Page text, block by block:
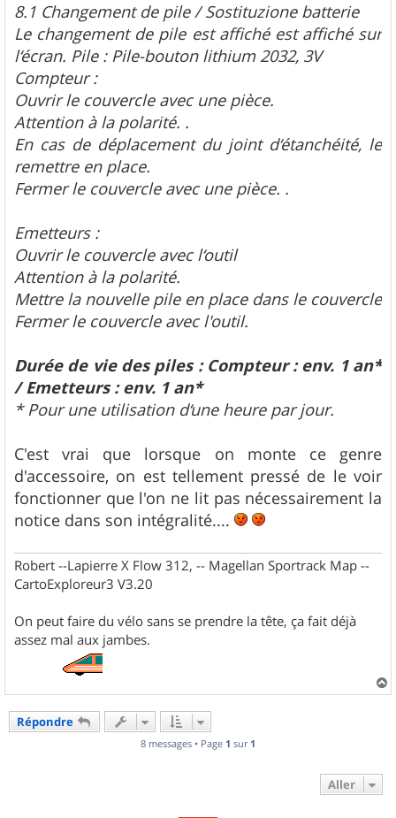
8.1 Changement de pile / Sostituzione batterie
Le changement de pile est affiché est affiché sur
l‘écran. Pile : Pile-bouton lithium 2032, 3V
Compteur :
Ouvrir le couvercle avec une pièce.
Attention à la polarité. .
En cas de déplacement du joint d‘étanchéité, le
remettre en place.
Fermer le couvercle avec une pièce. .
Emetteurs :
Ouvrir le couvercle avec l‘outil
Attention à la polarité.
Mettre la nouvelle pile en place dans le couvercle
Fermer le couvercle avec l'outil.
Durée de vie des piles : Compteur : env. 1 an*
/ Emetteurs : env. 1 an*
* Pour une utilisation d‘une heure par jour.
C'est vrai que lorsque on monte ce genre
d'accessoire, on est tellement pressé de le voir
fonctionner que l'on ne lit pas nécessairement la
notice dans son intégralité....
Robert --Lapierre X Flow 312, -- Magellan Sportrack Map --
CartoExploreur3 V3.20
On peut faire du vélo sans se prendre la tête, ça fait déjà
assez mal aux jambes.
a
Répondre
8 messages • Page 1 sur 1
Aller